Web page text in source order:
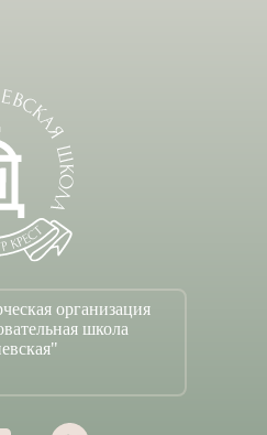
организация
школа